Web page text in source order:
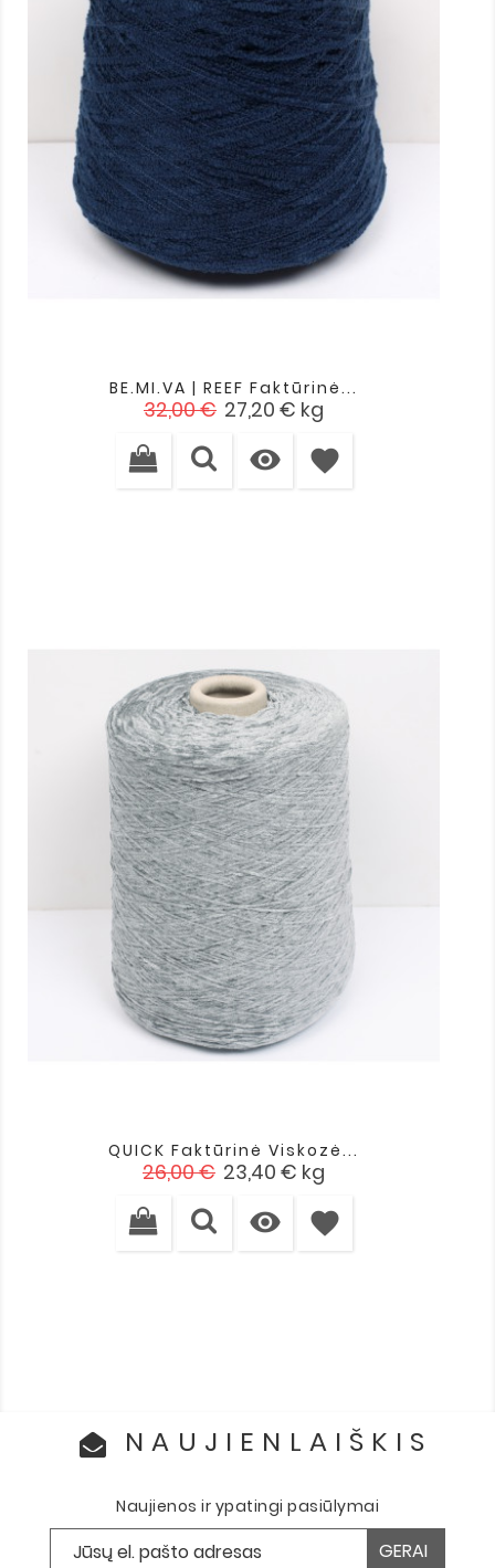
BE.MI.VA | REEF Faktūrinė...
Įprasta
32,00 € Kaina
27,20 € kg
 favorite
QUICK Faktūrinė Viskozė...
Įprasta
26,00 € Kaina
23,40 € kg
 favorite
NAUJIENLAIŠKIS
Naujienos ir ypatingi pasiūlymai